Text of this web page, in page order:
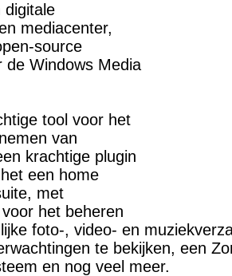
digitale
mediacenter,
source
de Windows Media
tool voor het
van
krachtige plugin
een home
met
het beheren
foto-, video- en
te bekijken, een
en nog veel meer.